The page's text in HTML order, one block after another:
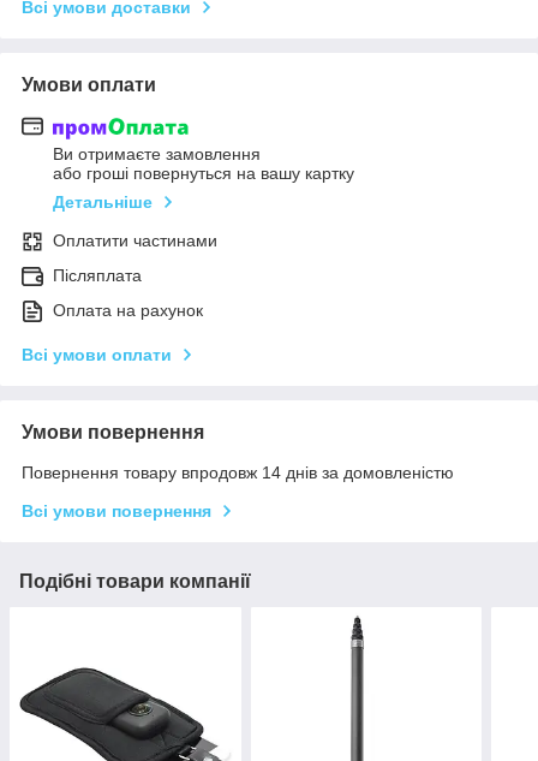
Всі умови доставки
Умови оплати
Ви отримаєте замовлення
або гроші повернуться на вашу картку
Детальніше
Оплатити частинами
Післяплата
Оплата на рахунок
Всі умови оплати
Умови повернення
Повернення товару впродовж 14 днів за домовленістю
Всі умови повернення
Подібні товари компанії